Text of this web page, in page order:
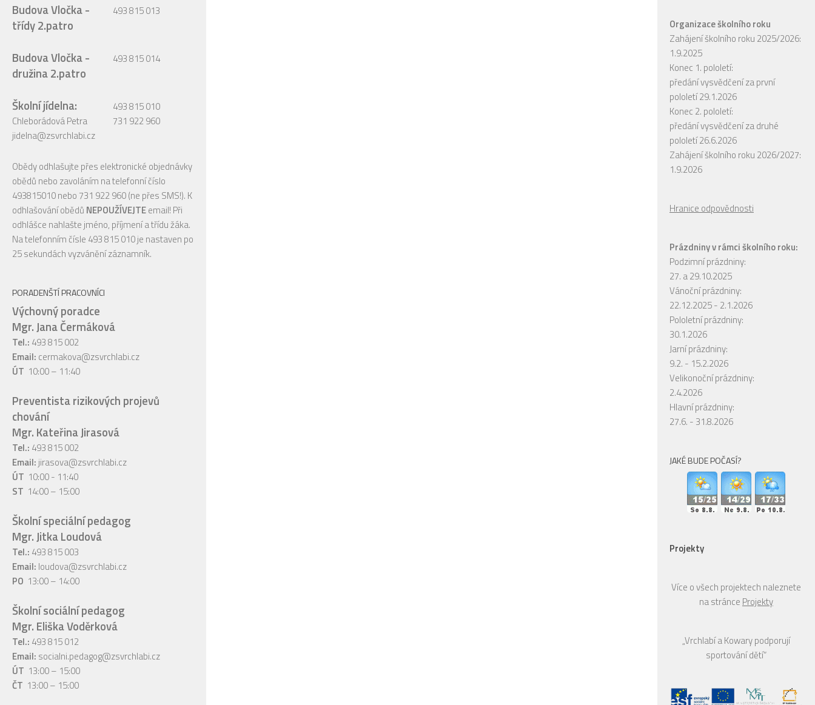
Budova Vločka -
třídy 2.patro
493 815 013
Budova Vločka -
družina 2.patro
493 815 014
Školní jídelna:
Chleborádová Petra
jidelna@zsvrchlabi.cz
493 815 010
731 922 960
Obědy odhlašujte přes elektronické objednávky
obědů nebo zavoláním na telefonní číslo
493815010 nebo 731 922 960 (ne přes SMS!). K
odhlašování obědů NEPOUŽÍVEJTEemail! Při
odhlášce nahlašte jméno, příjmení a třídu žáka.
Na telefonním čísle 493 815 010 je nastaven po
25 sekundách vyzvánění záznamník.
PORADENŠTÍ PRACOVNÍCI
Výchovný poradce
Mgr. Jana Čermáková
Tel.: 493 815 002
Email: cermakova@zsvrchlabi.cz
ÚT 10:00 – 11:40
Preventista rizikových projevů
chování
Mgr. Kateřina Jirasová
Tel.: 493 815 002
Email: jirasova@zsvrchlabi.cz
ÚT 10:00 - 11:40
ST 14:00 – 15:00
Školní speciální pedagog
Mgr. Jitka Loudová
Tel.: 493 815 003
Email: loudova@zsvrchlabi.cz
PO 13:00 – 14:00
Školní sociální pedagog
Mgr. Eliška Voděrková
Tel.: 493 815 012
Email: socialni.pedagog@zsvrchlabi.cz
ÚT 13:00 – 15:00
ČT 13:00 – 15:00
Organizace školního roku
Zahájení školního roku 2025/2026:
1.9.2025
Konec 1. pololetí:
předání vysvědčení za první
pololetí 29.1.2026
Konec 2. pololetí:
předání vysvědčení za druhé
pololetí 26.6.2026
Zahájení školního roku 2026/2027:
1.9.2026
Hranice odpovědnosti
Prázdniny v rámci školního roku:
Podzimní prázdniny:
27. a 29.10.2025
Vánoční prázdniny:
22.12.2025 - 2.1.2026
Pololetní prázdniny:
30.1.2026
Jarní prázdniny:
9.2. - 15.2.2026
Velikonoční prázdniny:
2.4.2026
Hlavní prázdniny:
27.6. - 31.8.2026
JAKÉ BUDE POČASÍ?
Projekty
Více o všech projektech naleznete
na stránce Projekty
„Vrchlabí a Kowary podporují
sportování dětí“